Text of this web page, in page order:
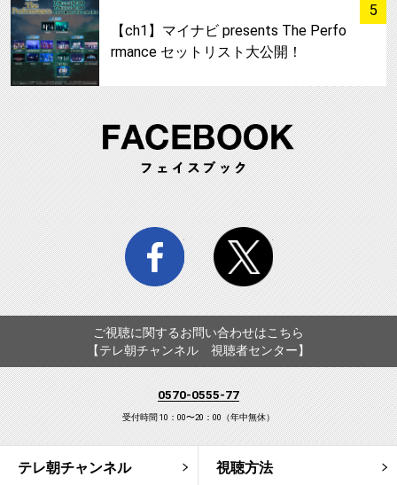
5
【ch1】マイナビ presents The Perfo
rmance セットリスト大公開！
facebook twitter
ご視聴に関するお問い合わせはこちら
【テレ朝チャンネル 視聴者センター】
0570-0555-77
受付時間 10：00〜20：00（年中無休）
テレ朝チャンネル 視聴方法